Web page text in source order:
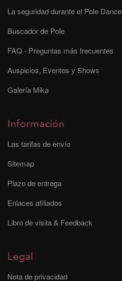
La seguridad durante el Pole Dance
Buscador de Pole
FAQ - Preguntas más frecuentes
Auspicios, Eventos y Shows
Galería Mika
Información
Las tarifas de envío
Sitemap
Plazo de entrega
Enlaces afiliados
Libro de visita & Feedback
Legal
Nota de privacidad